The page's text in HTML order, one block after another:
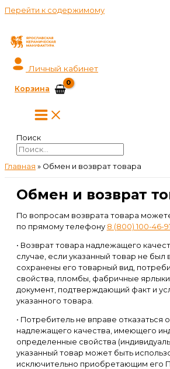
Перейти к содержимому
Личный кабинет
Корзина
Поиск
Главная » Обмен и возврат товара
Обмен и возврат
По вопросам возврата товара
по прямому телефону 8 (800) 100-46-91
• Возврат товара надлежащего
случае, если указанный товар не был
сохранены его товарный вид,
свойства, пломбы, фабричные
документ, подтверждающий факт и
указанного товара.
• Потребитель не вправе отказаться
надлежащего качества, имеющего
определенные свойства
указанный товар может быть
исключительно приобретающим его